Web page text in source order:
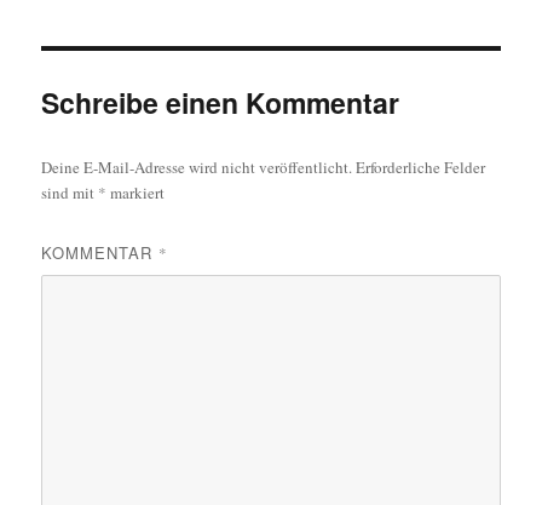
Schreibe einen Kommentar
Deine E-Mail-Adresse wird nicht veröffentlicht. Erforderliche Felder
sind mit * markiert
KOMMENTAR *